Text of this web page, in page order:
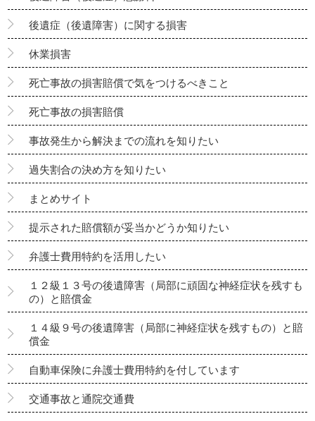
後遺症（後遺障害）に関する損害
休業損害
死亡事故の損害賠償で気をつけるべきこと
死亡事故の損害賠償
事故発生から解決までの流れを知りたい
過失割合の決め方を知りたい
まとめサイト
提示された賠償額が妥当かどうか知りたい
弁護士費用特約を活用したい
１２級１３号の後遺障害（局部に頑固な神経症状を残すも
の）と賠償金
１４級９号の後遺障害（局部に神経症状を残すもの）と賠
償金
自動車保険に弁護士費用特約を付しています
交通事故と通院交通費